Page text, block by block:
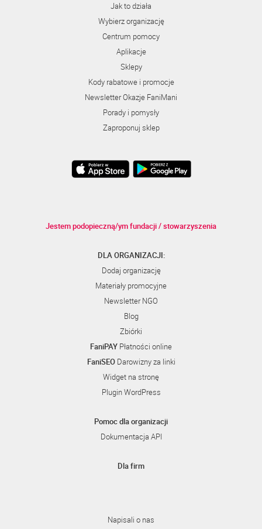
Jak to działa
Wybierz organizację
Centrum pomocy
Aplikacje
Sklepy
Kody rabatowe i promocje
Newsletter Okazje FaniMani
Porady i pomysły
Zaproponuj sklep
Jestem podopieczną/ym fundacji / stowarzyszenia
DLA ORGANIZACJI:
Dodaj organizację
Materiały promocyjne
Newsletter NGO
Blog
Zbiórki
FaniPAY Płatności online
FaniSEODarowizny za linki
Widget na stronę
Plugin WordPress
Pomoc dla organizacji
Dokumentacja API
Dla firm
Napisali o nas